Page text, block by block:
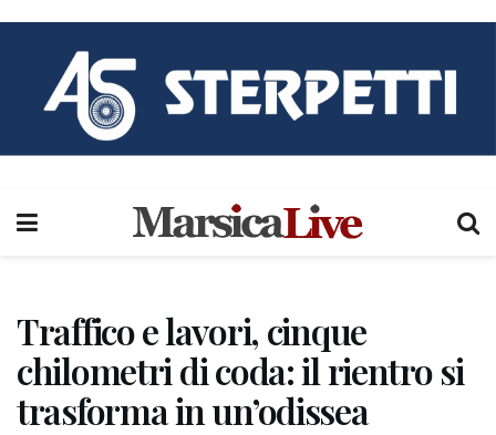
Traffico e lavori, cinque
chilometri di coda: il rientro si
trasforma in un’odissea